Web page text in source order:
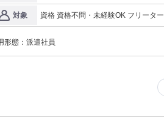
・・？」 「一緒に働く人はどの世代が多いの？」 など、チェックできます。
に働きたい方も、 じっくり仕事選びをしたい方
！】 この数年、皆さま
の貴重なご意見を真摯に受け止め、サービスの
たちの声を元に、テクノ・サービスで働くメリットをご紹
サービス」利用可能！給料日を待たずに給与を
ムです。（規定有） ・各種社会保険完備（雇
年金保険） ・有給休暇 ・定期健康診断 各種保
「あんしん資格取得制度」全額当社負担で資格
対象
資格 資格不問・未経験OK フリータ
形態： 派遣社員